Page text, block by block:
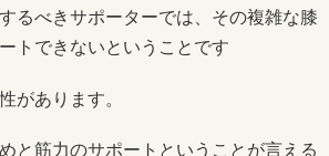
るべきサポーターでは、その複雑な膝
トできないということです
があります。
と筋力のサポートということが言える